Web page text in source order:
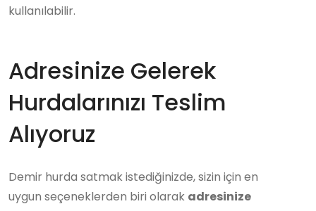
kullanılabilir.
Adresinize Gelerek
Hurdalarınızı Teslim
Alıyoruz
Demir hurda satmak istediğinizde, sizin için en
uygun seçeneklerden biri olarak adresinize